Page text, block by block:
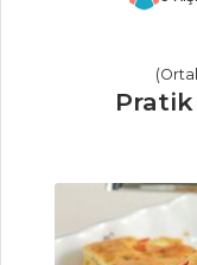
Kış Salatası
Nasıl Yapılır?
Tarifleri
Pratik